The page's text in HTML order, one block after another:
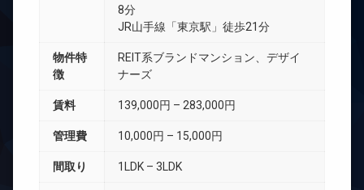
8分
JR山手線「東京駅」徒歩21分
物件特
徴
REIT系ブランドマンション、デザイ
ナーズ
賃料 139,000円 – 283,000円
管理費 10,000円 – 15,000円
間取り 1LDK – 3LDK